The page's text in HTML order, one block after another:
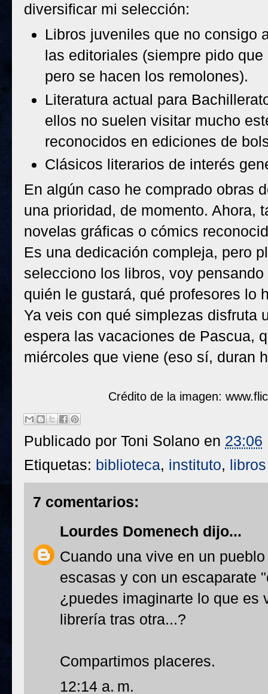
diversificar mi selección:
Libros juveniles que no consigo
las editoriales (siempre pido
pero se hacen los remolones).
Literatura actual para
ellos no suelen visitar mucho
reconocidos en ediciones de
Clásicos literarios de interés
En algún caso he comprado obras
una prioridad, de momento. Ahora,
novelas gráficas o cómics
Es una dedicación compleja, pero
selecciono los libros, voy
quién le gustará, qué profesores lo
Ya veis con qué simplezas disfruta
espera las vacaciones de Pascua,
miércoles que viene (eso sí, duran
Crédito de la imagen:
Publicado por Toni Solano en 23:06
Etiquetas: biblioteca, instituto, libros
7 comentarios:
Lourdes Domenech dijo...
Cuando una vive en un
escasas y con un escaparate
¿puedes imaginarte lo que es
librería tras otra...?
Compartimos placeres.
12:14 a. m.